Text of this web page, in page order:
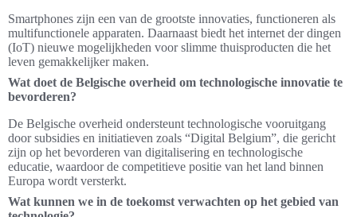
Smartphones zijn een van de grootste innovaties, functioneren als
multifunctionele apparaten. Daarnaast biedt het internet der dingen
(IoT) nieuwe mogelijkheden voor slimme thuisproducten die het
leven gemakkelijker maken.
Wat doet de Belgische overheid om technologische innovatie te
bevorderen?
De Belgische overheid ondersteunt technologische vooruitgang
door subsidies en initiatieven zoals “Digital Belgium”, die gericht
zijn op het bevorderen van digitalisering en technologische
educatie, waardoor de competitieve positie van het land binnen
Europa wordt versterkt.
Wat kunnen we in de toekomst verwachten op het gebied van